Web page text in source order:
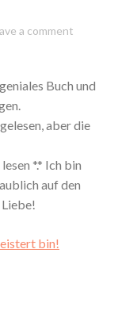
a comment
Buch und
aber die
*.* Ich bin
auf den
bin!